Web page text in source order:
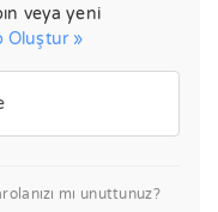
veya yeni
Oluştur »
mı unuttunuz?